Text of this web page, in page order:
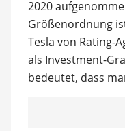
2020
Größenordnung
Tesla von Rating-
als Investment-
bedeutet, dass